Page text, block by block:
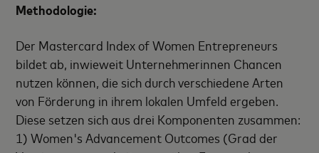
Methodologie:
Der Mastercard Index of Women Entrepreneurs
bildet ab, inwieweit Unternehmerinnen Chancen
nutzen können, die sich durch verschiedene Arten
von Förderung in ihrem lokalen Umfeld ergeben.
Diese setzen sich aus drei Komponenten zusammen:
1) Women's Advancement Outcomes (Grad der